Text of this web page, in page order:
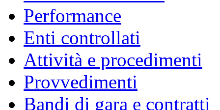
Performance
Enti controllati
Attività e procedimenti
Provvedimenti
Bandi di gara e contratti